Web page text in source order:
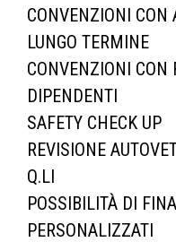
CONVENZIONI CON
LUNGO TERMINE
CONVENZIONI CON
DIPENDENTI
SAFETY CHECK UP
REVISIONE
Q.LI
POSSIBILITÀ DI
PERSONALIZZATI